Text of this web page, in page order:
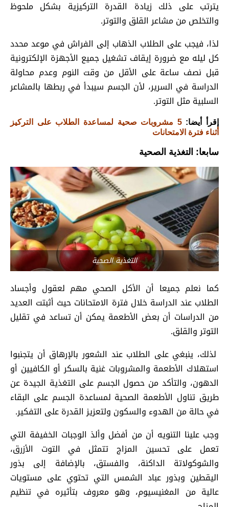
يترتب على ذلك زيادة القدرة التركيزية بشكل ملحوظ
والتخلص من مشاعر القلق والتوتر.
لذا، فيجب على الطلاب الذهاب إلى الفراش في موعد محدد
كل ليله مع ضرورة إيقاف تشغيل جميع الأجهزة الإلكترونية
قبل نصف ساعة على الأقل من وقت النوم وعدم محاولة
الدراسة في السرير، لأن الجسم سيبدأ في ربطها بالمشاعر
السلبية مثل التوتر.
إقرأ أيضا:
5 مشروبات صحية لمساعدة الطلاب على التركيز
أثناء فترة الامتحانات
سابعا: التغذية الصحية
التغذية الصحية
كما نعلم جميعا أن الأكل الصحي مهم لعقول وأجساد
الطلاب عند الدراسة خلال فترة الامتحانات حيث أثبتت العديد
من الدراسات أن بعض الأطعمة يمكن أن تساعد في تقليل
التوتر والقلق.
لذلك، ينبغي على الطلاب عند الشعور بالإرهاق أن يتجنبوا
استهلاك الأطعمة والمشروبات غنية بالسكر أو الكافيين أو
الدهون، والتأكد من حصول الجسم على التغذية الجيدة عن
طريق تناول الأطعمة الصحية لمساعدة الجسم على البقاء
في حالة من الهدوء والسكون ولتعزيز القدرة على التفكير.
وجب علينا التنويه أن من أفضل وألذ الوجبات الخفيفة التي
تعمل على تحسين المزاج تتمثل في التوت الأزرق،
والشوكولاتة الداكنة، والفستق، بالإضافة إلى بذور
اليقطين وبذور عباد الشمس التي تحتوي على مستويات
عالية من المغنيسيوم، وهو معروف بتأثيره في تنظيم